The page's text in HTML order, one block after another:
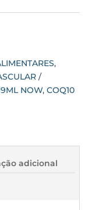
,
NOW, COQ10
adicional